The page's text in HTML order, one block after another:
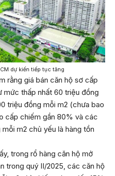
dự kiến tiếp tục tăng
rằng giá bán căn hộ sơ cấp
mức thấp nhất 60 triệu đồng
triệu đồng mỗi m2 (chưa bao
cấp chiếm gần 80% và các
m2 chủ yếu là hàng tồn
trong rổ hàng căn hộ mở
trong quý II/2025, các căn hộ